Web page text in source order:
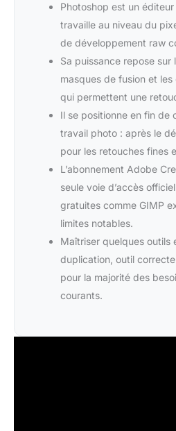
Photoshop est un
travaille au niveau du
de développement raw
Sa puissance repose sur
masques de fusion et les
qui permettent une
Il se positionne en fin de
travail photo : après le
pour les retouches fines
L’abonnement Adobe
seule voie d’accès
gratuites comme GIMP
limites notables.
Maîtriser quelques outils
duplication, outil
pour la majorité des
courants.